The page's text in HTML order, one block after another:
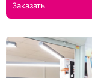
Заказать